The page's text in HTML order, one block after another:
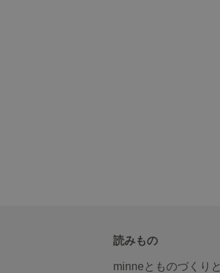
読みもの
minneとものづくりと